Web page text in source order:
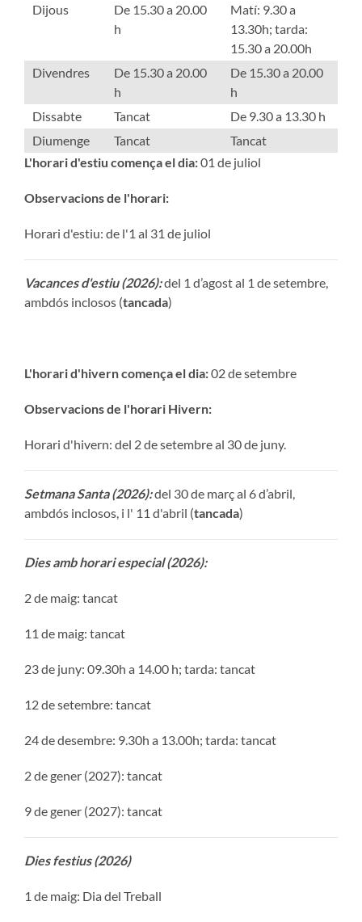
Dijous
De 15.30 a 20.00
h
Matí: 9.30 a
13.30h; tarda:
15.30 a 20.00h
Divendres
De 15.30 a 20.00
h
De 15.30 a 20.00
h
Dissabte
Tancat
De 9.30 a 13.30 h
Diumenge
Tancat
Tancat
L'horari d'estiu comença el dia:01 de juliol
Observacions de l'horari:
Horari d'estiu: de l'1 al 31 de juliol
Vacances d'estiu (2026):del 1 d’agost al 1 de setembre,
ambdós inclosos (tancada)
L'horari d'hivern comença el dia:02 de setembre
Observacions de l'horari Hivern:
Horari d'hivern: del 2 de setembre al 30 de juny.
Setmana Santa (2026):del 30 de març al 6 d’abril,
ambdós inclosos, i l' 11 d'abril (tancada)
Dies amb horari especial (2026):
2 de maig: tancat
11 de maig: tancat
23 de juny: 09.30h a 14.00 h; tarda: tancat
12 de setembre: tancat
24 de desembre: 9.30h a 13.00h; tarda: tancat
2 de gener (2027): tancat
9 de gener (2027): tancat
Dies festius (2026)
1 de maig: Dia del Treball